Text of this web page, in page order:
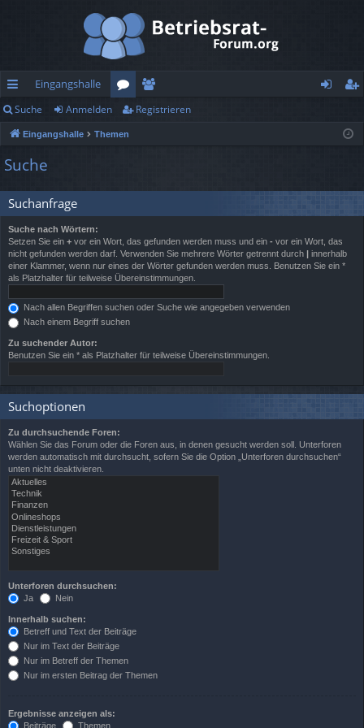
ch
ne
llz
ug
rif
f
Eingangshalle
or
en
itg
r
de
n
ist
re
n
Suche Anmelden Registrieren
Eingangshalle Themen
Suche
Suchanfrage
Suche nach Wörtern:
Setzen Sie ein + vor ein Wort, das gefunden werden muss und ein - vor ein Wort, das
nicht gefunden werden darf. Verwenden Sie mehrere Wörter getrennt durch | innerhalb
einer Klammer, wenn nur eines der Wörter gefunden werden muss. Benutzen Sie ein *
als Platzhalter für teilweise Übereinstimmungen.
Nach allen Begriffen suchen oder Suche wie angegeben verwenden
Nach einem Begriff suchen
Zu suchender Autor:
Benutzen Sie ein * als Platzhalter für teilweise Übereinstimmungen.
Suchoptionen
Zu durchsuchende Foren:
Wählen Sie das Forum oder die Foren aus, in denen gesucht werden soll. Unterforen
werden automatisch mit durchsucht, sofern Sie die Option „Unterforen durchsuchen“
unten nicht deaktivieren.
Unterforen durchsuchen:
Ja
Nein
Innerhalb suchen:
Betreff und Text der Beiträge
Nur im Text der Beiträge
Nur im Betreff der Themen
Nur im ersten Beitrag der Themen
Ergebnisse anzeigen als:
Beiträge
Themen